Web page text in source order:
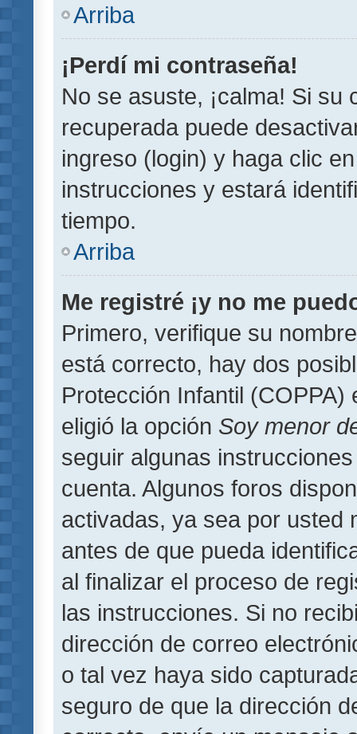
Arriba
¡Perdí mi contraseña!
No se asuste, ¡calma! Si su
recuperada puede
ingreso (login) y haga clic
instrucciones y estará
tiempo.
Arriba
Me registré ¡y no me
Primero, verifique su
está correcto, hay dos
Protección Infantil
eligió la opción Soy menor
seguir algunas
cuenta. Algunos foros
activadas, ya sea por usted
antes de que pueda
al finalizar el proceso de
las instrucciones. Si no
dirección de correo
o tal vez haya sido
seguro de que la dirección